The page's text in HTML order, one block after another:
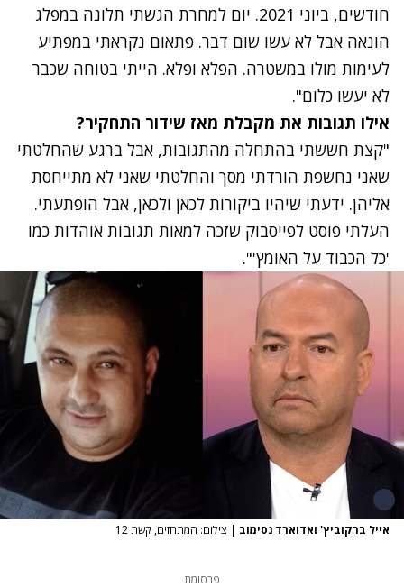
חודשים, ביוני 2021. יום למחרת הגשתי תלונה במפלג
הונאה אבל לא עשו שום דבר. פתאום נקראתי במפתיע
לעימות מולו במשטרה. הפלא ופלא. הייתי בטוחה שכבר
לא יעשו כלום".
אילו תגובות את מקבלת מאז שידור התחקיר?
"קצת חששתי בהתחלה מהתגובות, אבל ברגע שהחלטתי
שאני נחשפת הורדתי מסך והחלטתי שאני לא מתייחסת
אליהן. ידעתי שיהיו ביקורות לכאן ולכאן, אבל הופתעתי.
העלתי פוסט לפייסבוק שזכה למאות תגובות אוהדות כמו
'כל הכבוד על האומץ'".
אייל ברקוביץ' ואדוארד נסימוב | צילום: המתחזים, קשת 12
פרסומת